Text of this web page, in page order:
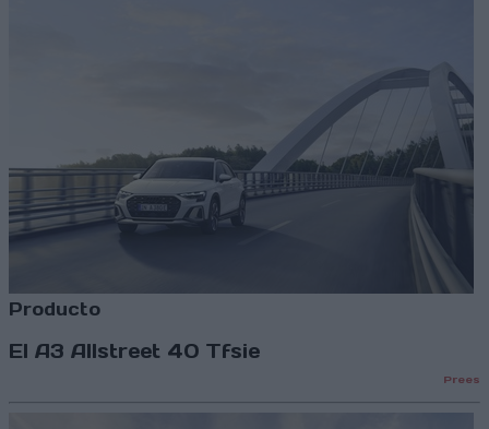
Producto
El A3 Allstreet 40 Tfsie
Prees